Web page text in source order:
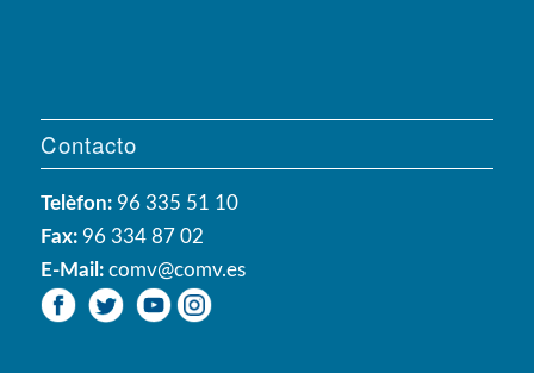
Contacto
Telèfon: 96 335 51 10
Fax:96 334 87 02
E-Mail: comv@comv.es